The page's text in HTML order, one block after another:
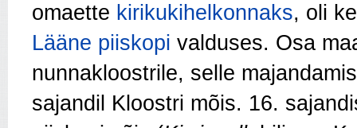
omaette kirikukihelkonnaks, oli
Lääne piiskopi valduses. Osa
nunnakloostrile, selle
sajandil Kloostri mõis. 16.